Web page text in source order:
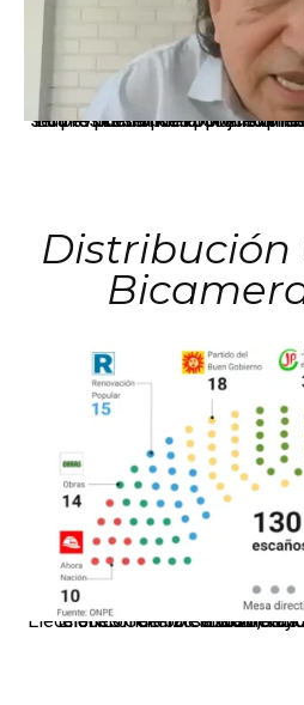
La presidenta Keiko Fujimori informó que la solicitud de indulto presentada por el expresidente Alejandro Toledo será
Distribución
El JNE oficializó la distribución de escaños para la elección de 60 senadores y 130 diputados en las Elecciones Generales 2026,